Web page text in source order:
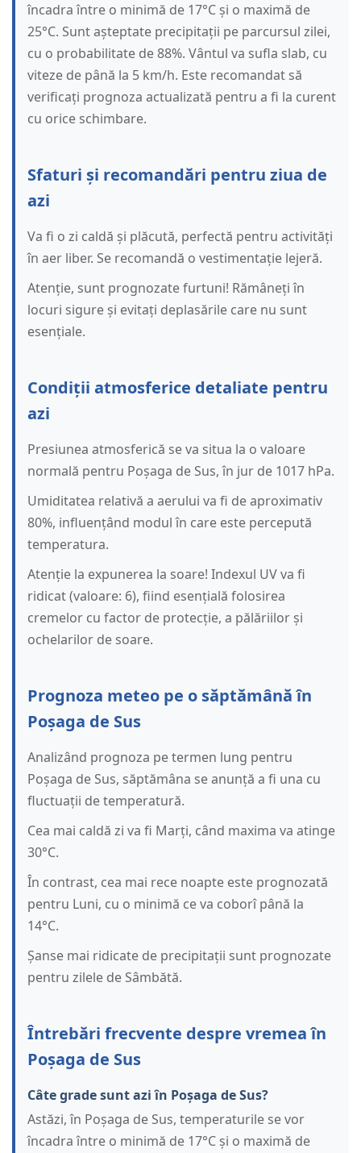
încadra între o minimă de 17°C și o maximă de
25°C. Sunt așteptate precipitații pe parcursul zilei,
cu o probabilitate de 88%. Vântul va sufla slab, cu
viteze de până la 5 km/h. Este recomandat să
verificați prognoza actualizată pentru a fi la curent
cu orice schimbare.
Sfaturi și recomandări pentru ziua de
azi
Va fi o zi caldă și plăcută, perfectă pentru activități
în aer liber. Se recomandă o vestimentație lejeră.
Atenție, sunt prognozate furtuni! Rămâneți în
locuri sigure și evitați deplasările care nu sunt
esențiale.
Condiții atmosferice detaliate pentru
azi
Presiunea atmosferică se va situa la o valoare
normală pentru Poșaga de Sus, în jur de 1017 hPa.
Umiditatea relativă a aerului va fi de aproximativ
80%, influențând modul în care este percepută
temperatura.
Atenție la expunerea la soare! Indexul UV va fi
ridicat (valoare: 6), fiind esențială folosirea
cremelor cu factor de protecție, a pălăriilor și
ochelarilor de soare.
Prognoza meteo pe o săptămână în
Poșaga de Sus
Analizând prognoza pe termen lung pentru
Poșaga de Sus, săptămâna se anunță a fi una cu
fluctuații de temperatură.
Cea mai caldă zi va fi Marți, când maxima va atinge
30°C.
În contrast, cea mai rece noapte este prognozată
pentru Luni, cu o minimă ce va coborî până la
14°C.
Șanse mai ridicate de precipitații sunt prognozate
pentru zilele de Sâmbătă.
Întrebări frecvente despre vremea în
Poșaga de Sus
Câte grade sunt azi în Poșaga de Sus?
Astăzi, în Poșaga de Sus, temperaturile se vor
încadra între o minimă de 17°C și o maximă de